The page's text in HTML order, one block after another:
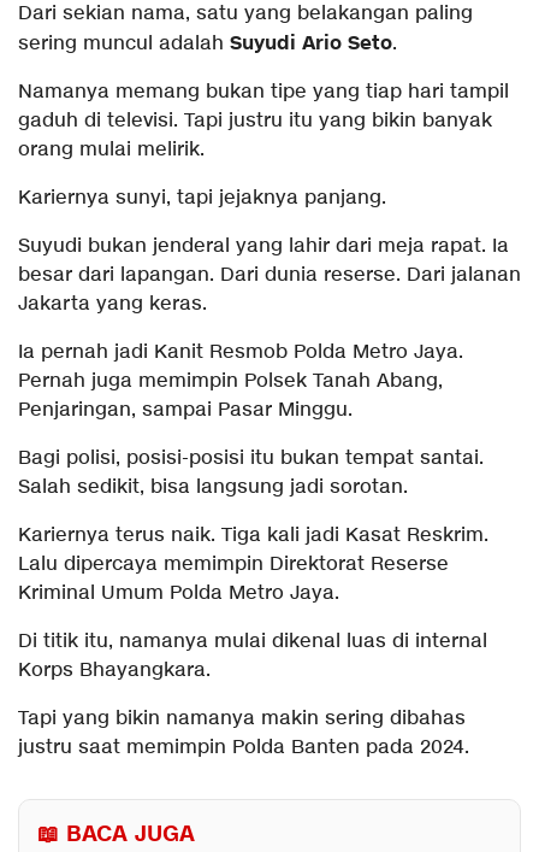
Dari sekian nama, satu yang belakangan paling
sering muncul adalah Suyudi Ario Seto.
Namanya memang bukan tipe yang tiap hari tampil
gaduh di televisi. Tapi justru itu yang bikin banyak
orang mulai melirik.
Kariernya sunyi, tapi jejaknya panjang.
Suyudi bukan jenderal yang lahir dari meja rapat. Ia
besar dari lapangan. Dari dunia reserse. Dari jalanan
Jakarta yang keras.
Ia pernah jadi Kanit Resmob Polda Metro Jaya.
Pernah juga memimpin Polsek Tanah Abang,
Penjaringan, sampai Pasar Minggu.
Bagi polisi, posisi-posisi itu bukan tempat santai.
Salah sedikit, bisa langsung jadi sorotan.
Kariernya terus naik. Tiga kali jadi Kasat Reskrim.
Lalu dipercaya memimpin Direktorat Reserse
Kriminal Umum Polda Metro Jaya.
Di titik itu, namanya mulai dikenal luas di internal
Korps Bhayangkara.
Tapi yang bikin namanya makin sering dibahas
justru saat memimpin Polda Banten pada 2024.
📖 BACA JUGA